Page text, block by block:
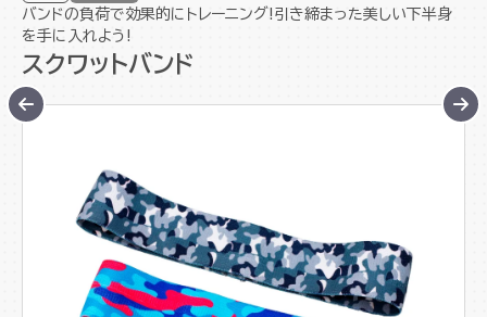
バンドの負荷で効果的にトレーニング!引き締まった美しい下半身
を手に入れよう!
スクワットバンド